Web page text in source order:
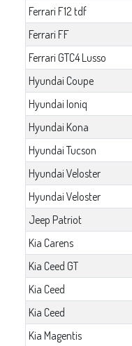
Ferrari F12 tdf
Ferrari FF
Ferrari GTC4 Lusso
Hyundai Coupe
Hyundai Ioniq
Hyundai Kona
Hyundai Tucson
Hyundai Veloster
Hyundai Veloster
Jeep Patriot
Kia Carens
Kia Ceed GT
Kia Ceed
Kia Ceed
Kia Magentis